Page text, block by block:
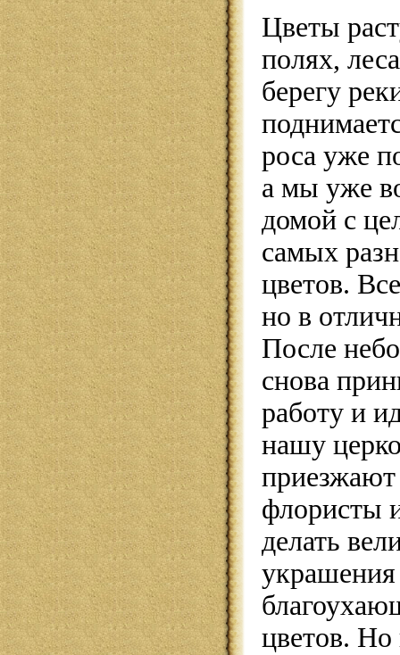
Цветы
полях,
берегу
роса уже
а мы уже
домой с
самых
цветов.
но в
После
снова
работу и
нашу
флористы
делать
украшения
цветов. Но